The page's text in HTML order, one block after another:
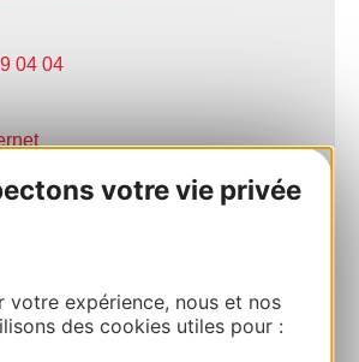
votre vie privée
votre expérience, nous et nos
des cookies utiles pour :
04 04